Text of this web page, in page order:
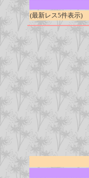
(最新レス5件表示)